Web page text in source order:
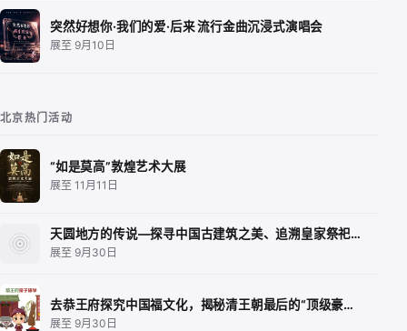
突然好想你·我们的爱·后来 流行金曲沉浸式演唱会
展至 9月10日
北京热门活动
“如是莫高”敦煌艺术大展
展至 11月11日
天圆地方的传说—探寻中国古建筑之美、追溯皇家祭祀…
展至 9月30日
去恭王府探究中国福文化，揭秘清王朝最后的“顶级豪…
展至 9月30日